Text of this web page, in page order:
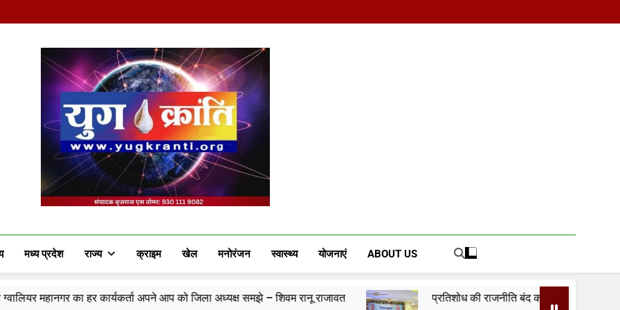
Yug Kranti | Trusted News Portal
मध्य प्रदेश राज्य क्राइम खेल मनोरंजन स्वास्थ्य योजनाएं ABOUT US
कार्यकर्ता अपने आप को जिला अध्यक्ष समझे – शिवम रानू राजावत प्रतिशोध की राजनीति बंद करे भाजपा सरकार, कांग्रेस अन्याय के खिलाफ